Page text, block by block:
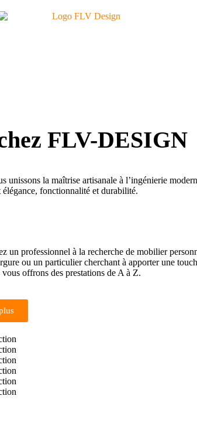
FLV-DESIGN
la maîtrise artisanale à l’ingénierie
fonctionnalité et durabilité.
un professionnel à la recherche de mobilier
ou un particulier cherchant à apporter une
offrons des prestations de A à Z.